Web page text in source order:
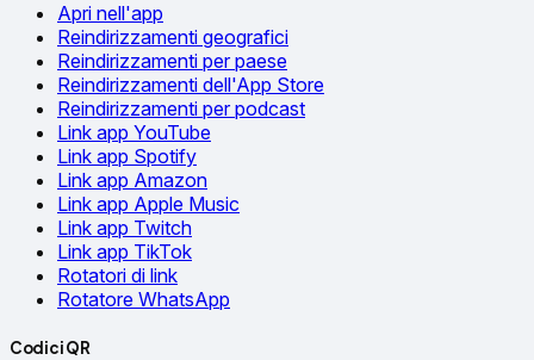
Apri nell'app
Reindirizzamenti geografici
Reindirizzamenti per paese
Reindirizzamenti dell'App Store
Reindirizzamenti per podcast
Link app YouTube
Link app Spotify
Link app Amazon
Link app Apple Music
Link app Twitch
Link app TikTok
Rotatori di link
Rotatore WhatsApp
Codici QR